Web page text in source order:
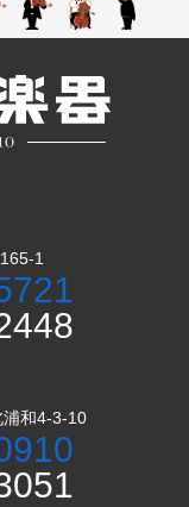
1
和4-3-10